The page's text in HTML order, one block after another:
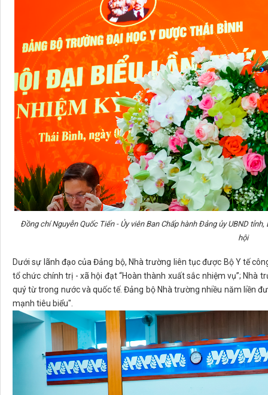
Đồng chí Nguyễn Quốc Tiến - Ủy viên Ban Chấp hành Đảng ủy UBND
hội
Dưới sự lãnh đạo của Đảng bộ, Nhà trường liên tục được Bộ Y tế
tổ chức chính trị - xã hội đạt “Hoàn thành xuất sắc nhiệm vụ”; Nhà
quý từ trong nước và quốc tế. Đảng bộ Nhà trường nhiều năm liền
mạnh tiêu biểu".